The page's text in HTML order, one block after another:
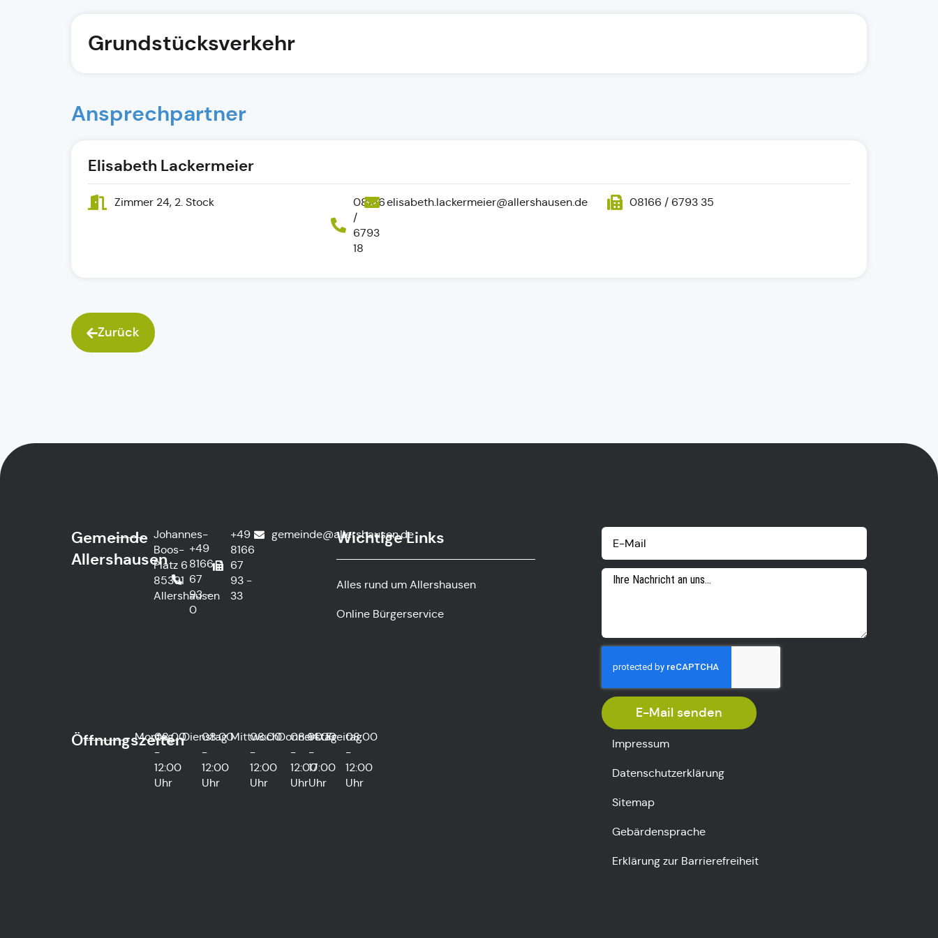
Grundstücksverkehr
Ansprechpartner
Elisabeth Lackermeier
Zimmer 24, 2. Stock
08166
/
6793
18
elisabeth.lackermeier@allershausen.de 08166 / 6793 35
Zurück
Gemeinde
Allershausen
Johannes-
Boos-
Platz 6
85391
Allershausen
+49
8166
67
93 -
0
+49
8166
67
93 -
33
gemeinde@allershausen.de
Wichtige Links
Alles rund um Allershausen
Online Bürgerservice
E-Mail senden
Öffnungszeiten
Montag
08:00
-
12:00
Uhr
Dienstag
08:00
-
12:00
Uhr
Mittwoch
08:00
-
12:00
Uhr
Donnerstag
08:00
-
12:00
Uhr
14:00
-
17:00
Uhr
Freitag08:00
-
12:00
Uhr
Impressum
Datenschutzerklärung
Sitemap
Gebärdensprache
Erklärung zur Barrierefreiheit